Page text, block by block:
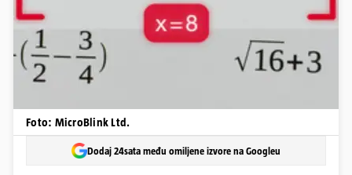
Foto: MicroBlink Ltd.
Dodaj 24sata među omiljene izvore na Googleu